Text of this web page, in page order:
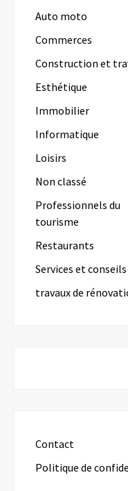
Auto moto
Commerces
Construction et
Esthétique
Immobilier
Informatique
Loisirs
Non classé
Professionnels du
tourisme
Restaurants
Services et conseils
travaux de
Contact
Politique de